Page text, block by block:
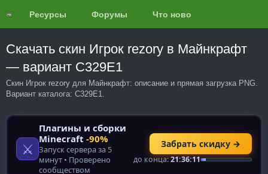
Ресурсы Форумы Что нового?
Скачать скин Игрок rezory в Майнкрафт
— вариант C329E1
Скин Игрок rezory для Майнкрафт: описание и прямая загрузка PNG.
Вариант каталога: C329E1.